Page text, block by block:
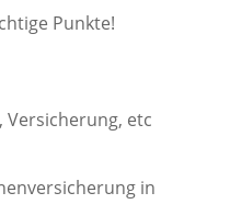
Punkte!
etc
in